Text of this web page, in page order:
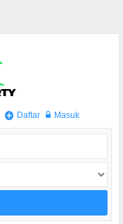
+ Daftar w Masuk